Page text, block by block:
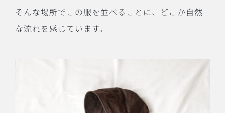
そんな場所でこの服を並べることに、どこか自然
な流れを感じています。